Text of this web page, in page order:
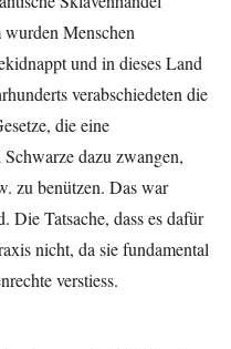
wurden Menschen
und in dieses Land
verabschiedeten die
die eine
Schwarze dazu zwangen,
zu benützen. Das war
Die Tatsache, dass es dafür
nicht, da sie fundamental
verstiess.